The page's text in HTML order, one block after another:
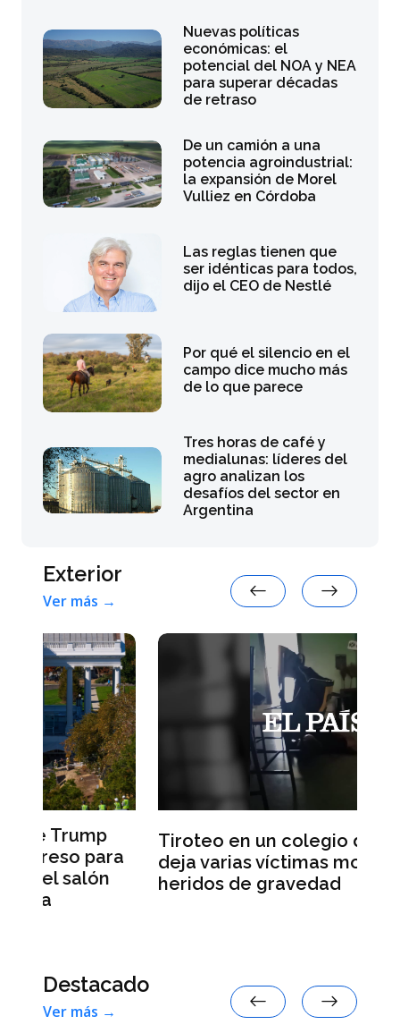
Nuevas políticas
económicas: el
potencial del NOA y NEA
para superar décadas
de retraso
De un camión a una
potencia agroindustrial:
la expansión de Morel
Vulliez en Córdoba
Las reglas tienen que
ser idénticas para todos,
dijo el CEO de Nestlé
Por qué el silencio en el
campo dice mucho más
de lo que parece
Tres horas de café y
medialunas: líderes del
agro analizan los
desafíos del sector en
Argentina
Exterior
Ver más →
Tiroteo en un colegio de Tailandia
deja varias víctimas mortales y
heridos de gravedad
Destacado
Ver más →